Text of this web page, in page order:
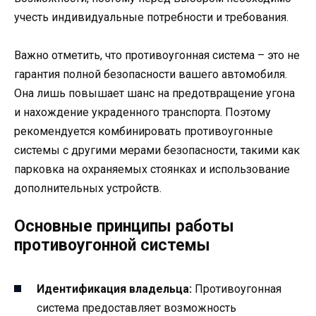
учесть индивидуальные потребности и требования.
Важно отметить, что противоугонная система – это не
гарантия полной безопасности вашего автомобиля.
Она лишь повышает шанс на предотвращение угона
и нахождение украденного транспорта. Поэтому
рекомендуется комбинировать противоугонные
системы с другими мерами безопасности, такими как
парковка на охраняемых стоянках и использование
дополнительных устройств.
Основные принципы работы
противоугонной системы
Идентификация владельца: Противоугонная
система предоставляет возможность